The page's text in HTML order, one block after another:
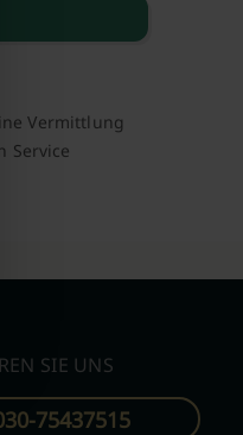
Vermittlung
Service
SIE UNS
75437515